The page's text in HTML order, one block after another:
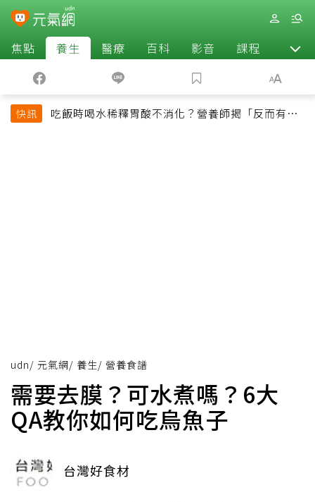
焦點 養生 醫療 百科 影音 課程 退休
快訊
吃飯時喝水稀釋胃酸不消化？營養師揭「反而有好
udn/ 元氣網/ 養生/ 營養食譜
需要去膜？可水煮嗎？6大
QA教你如何吃烏魚子
台灣好食材